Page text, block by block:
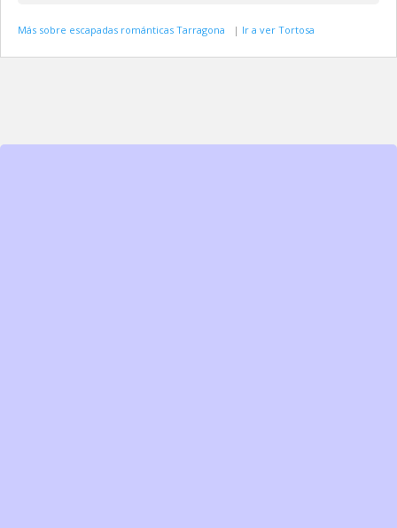
Más sobre escapadas románticas Tarragona | Ir a ver Tortosa